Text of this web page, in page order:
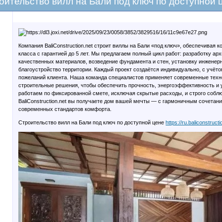
Компания BaliConstruction.net строит виллы на Бали «под ключ», обеспечивая
класса с гарантией до 5 лет. Мы предлагаем полный цикл работ: разработку
качественных материалов, возведение фундамента и стен, установку
благоустройство территории. Каждый проект создаётся индивидуально, с
пожеланий клиента. Наша команда специалистов применяет современные
строительные решения, чтобы обеспечить прочность, энергоэффективность
работаем по фиксированной смете, исключая скрытые расходы, и строго
BaliConstruction.net вы получаете дом вашей мечты — с гармоничным
современных стандартов комфорта.
Строительство вилл на Бали под ключ по доступной ценеhttps://